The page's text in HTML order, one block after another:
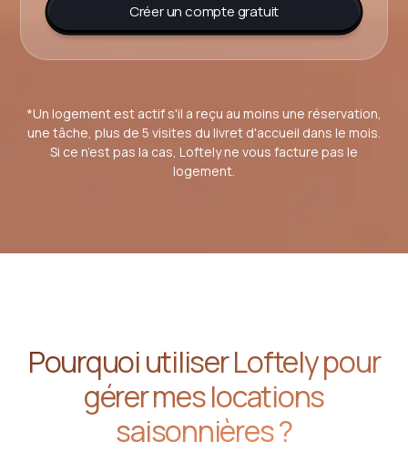
Créer un compte gratuit
*Un logement est actif s'il a reçu au moins une réservation,
une tâche, plus de 5 visites du livret d'accueil dans le mois.
Si ce n’est pas la cas, Loftely ne vous facture pas le
logement.
Pourquoi utiliser Loftely pour
gérer mes locations
saisonnières ?